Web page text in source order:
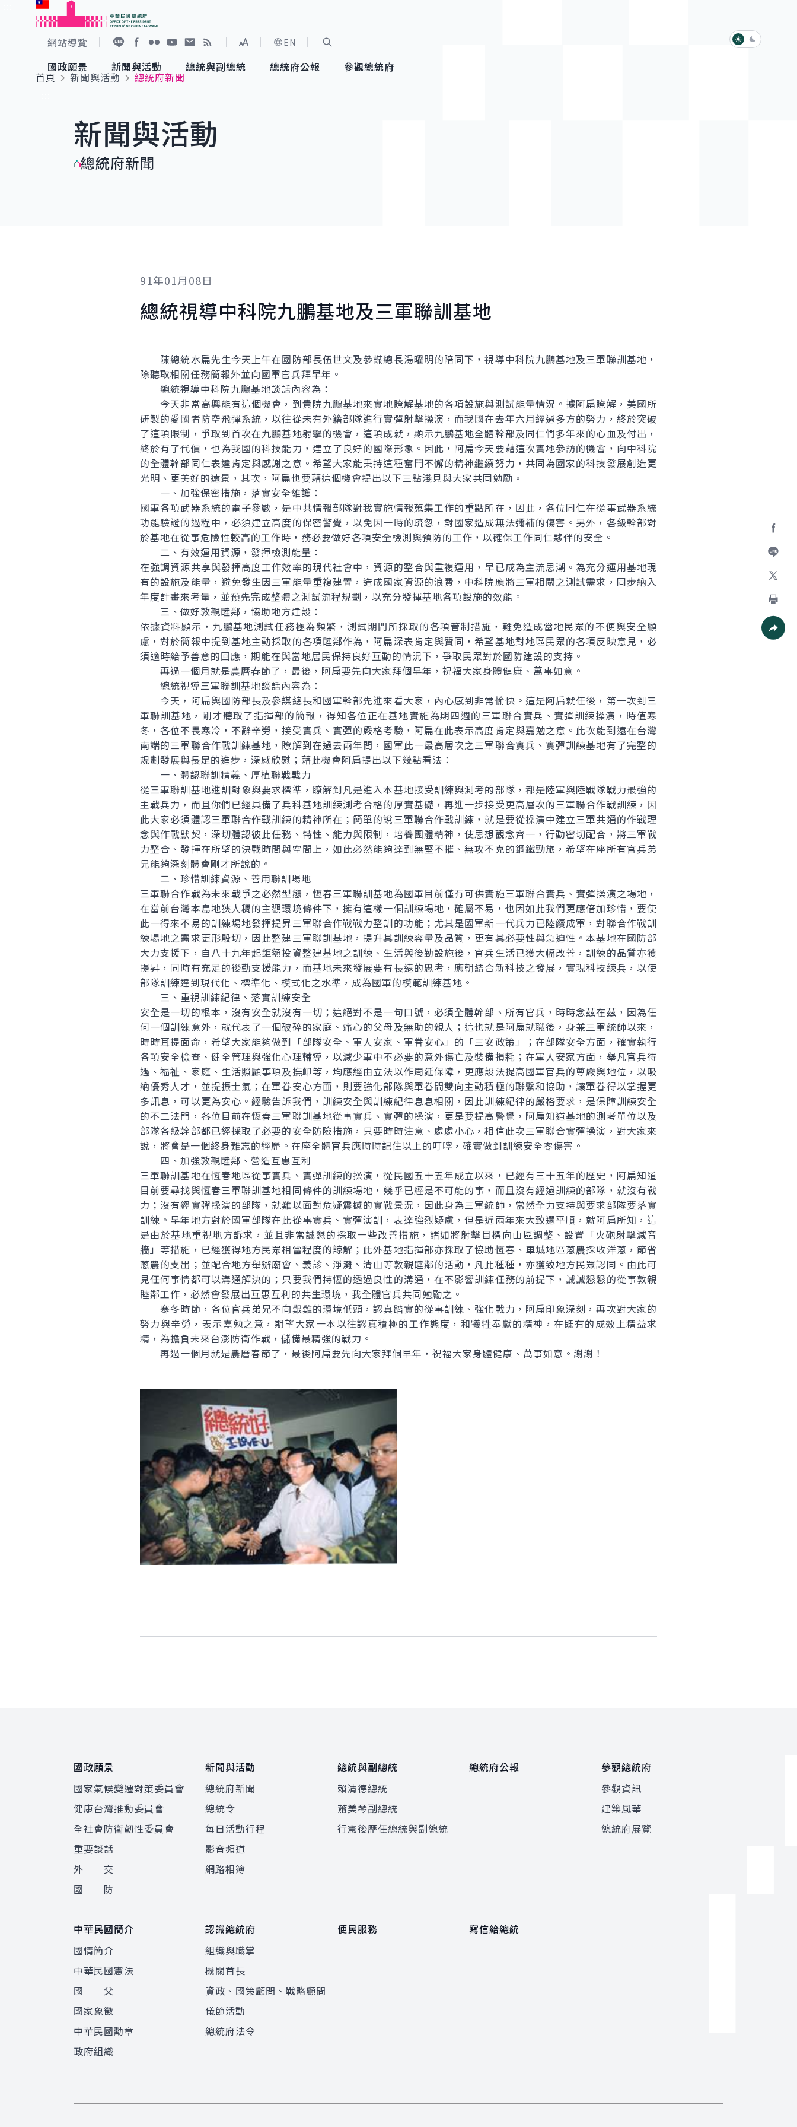
跳到主要內容
網站導覽
展開字級選單
EN
國政願景
國家氣候變遷對策委員會
重要談話
新聞與活動
總統府新聞
影音頻道
總統與副總統
賴清德總統
總統府公報 參觀總統府
參觀資訊
淺色模式
深色模式
首頁
新聞與活動
總統府新聞
新聞與活動
總統府新聞
加入好
列印
91年01月08日
總統視導中科院九鵬基地及三軍聯訓基地
陳總統水扁先生今天上午在國防部長伍世文及參謀總長湯曜明的陪同下，視導中科院九鵬基地及三軍聯訓基地，
除聽取相關任務簡報外並向國軍官兵拜早年。
總統視導中科院九鵬基地談話內容為：
今天非常高興能有這個機會，到貴院九鵬基地來實地瞭解基地的各項設施與測試能量情況。據阿扁瞭解，美國所
研製的愛國者防空飛彈系統，以往從未有外籍部隊進行實彈射擊操演，而我國在去年六月經過多方的努力，終於突破
了這項限制，爭取到首次在九鵬基地射擊的機會，這項成就，顯示九鵬基地全體幹部及同仁們多年來的心血及付出，
終於有了代價，也為我國的科技能力，建立了良好的國際形象。因此，阿扁今天要藉這次實地參訪的機會，向中科院
的全體幹部同仁表達肯定與感謝之意。希望大家能秉持這種奮鬥不懈的精神繼續努力，共同為國家的科技發展創造更
光明、更美好的遠景，其次，阿扁也要藉這個機會提出以下三點淺見與大家共同勉勵。
一、加強保密措施，落實安全維護：
國軍各項武器系統的電子參數，是中共情報部隊對我實施情報蒐集工作的重點所在，因此，各位同仁在從事武器系統
功能驗證的過程中，必須建立高度的保密警覺，以免因一時的疏忽，對國家造成無法彌補的傷害。另外，各級幹部對
於基地在從事危險性較高的工作時，務必要做好各項安全檢測與預防的工作，以確保工作同仁夥伴的安全。
二、有效運用資源，發揮檢測能量：
在強調資源共享與發揮高度工作效率的現代社會中，資源的整合與重複運用，早已成為主流思潮。為充分運用基地現
有的設施及能量，避免發生因三軍能量重複建置，造成國家資源的浪費，中科院應將三軍相關之測試需求，同步納入
年度計畫來考量，並預先完成整體之測試流程規劃，以充分發揮基地各項設施的效能。
三、做好敦親睦鄰，協助地方建設：
依據資料顯示，九鵬基地測試任務極為頻繁，測試期間所採取的各項管制措施，難免造成當地民眾的不便與安全顧
慮，對於簡報中提到基地主動採取的各項睦鄰作為，阿扁深表肯定與贊同，希望基地對地區民眾的各項反映意見，必
須適時給予善意的回應，期能在與當地居民保持良好互動的情況下，爭取民眾對於國防建設的支持。
再過一個月就是農曆春節了，最後，阿扁要先向大家拜個早年，祝福大家身體健康、萬事如意。
總統視導三軍聯訓基地談話內容為：
今天，阿扁與國防部長及參謀總長和國軍幹部先進來看大家，內心感到非常愉快。這是阿扁就任後，第一次到三
軍聯訓基地，剛才聽取了指揮部的簡報，得知各位正在基地實施為期四週的三軍聯合實兵、實彈訓練操演，時值寒
冬，各位不畏寒冷，不辭辛勞，接受實兵、實彈的嚴格考驗，阿扁在此表示高度肯定與嘉勉之意。此次能到遠在台灣
南端的三軍聯合作戰訓練基地，瞭解到在過去兩年間，國軍此一最高層次之三軍聯合實兵、實彈訓練基地有了完整的
規劃發展與長足的進步，深感欣慰；藉此機會阿扁提出以下幾點看法：
一、體認聯訓精義、厚植聯戰戰力
從三軍聯訓基地進訓對象與要求標準，瞭解到凡是進入本基地接受訓練與測考的部隊，都是陸軍與陸戰隊戰力最強的
主戰兵力，而且你們已經具備了兵科基地訓練測考合格的厚實基礎，再進一步接受更高層次的三軍聯合作戰訓練，因
此大家必須體認三軍聯合作戰訓練的精神所在；簡單的說三軍聯合作戰訓練，就是要從操演中建立三軍共通的作戰理
念與作戰默契，深切體認彼此任務、特性、能力與限制，培養團體精神，使思想觀念齊一，行動密切配合，將三軍戰
力整合、發揮在所望的決戰時間與空間上，如此必然能夠達到無堅不摧、無攻不克的鋼鐵勁旅，希望在座所有官兵弟
兄能夠深刻體會剛才所說的。
二、珍惜訓練資源、善用聯訓場地
三軍聯合作戰為未來戰爭之必然型態，恆春三軍聯訓基地為國軍目前僅有可供實施三軍聯合實兵、實彈操演之場地，
在當前台灣本島地狹人稠的主觀環境條件下，擁有這樣一個訓練場地，確屬不易，也因如此我們更應倍加珍惜，要使
此一得來不易的訓練場地發揮提昇三軍聯合作戰戰力整訓的功能；尤其是國軍新一代兵力已陸續成軍，對聯合作戰訓
練場地之需求更形殷切，因此整建三軍聯訓基地，提升其訓練容量及品質，更有其必要性與急迫性。本基地在國防部
大力支援下，自八十九年起鉅額投資整建基地之訓練、生活與後勤設施後，官兵生活已獲大幅改善，訓練的品質亦獲
提昇，同時有充足的後勤支援能力，而基地未來發展要有長遠的思考，應朝結合新科技之發展，實現科技練兵，以使
部隊訓練達到現代化、標準化、模式化之水準，成為國軍的模範訓練基地。
三、重視訓練紀律、落實訓練安全
安全是一切的根本，沒有安全就沒有一切；這絕對不是一句口號，必須全體幹部、所有官兵，時時念茲在茲，因為任
何一個訓練意外，就代表了一個破碎的家庭、痛心的父母及無助的親人；這也就是阿扁就職後，身兼三軍統帥以來，
時時耳提面命，希望大家能夠做到「部隊安全、軍人安家、軍眷安心」的「三安政策」；在部隊安全方面，確實執行
各項安全檢查、健全管理與強化心理輔導，以減少軍中不必要的意外傷亡及裝備損耗；在軍人安家方面，舉凡官兵待
遇、福祉、家庭、生活照顧事項及撫卹等，均應經由立法以作周延保障，更應設法提高國軍官兵的尊嚴與地位，以吸
納優秀人才，並提振士氣；在軍眷安心方面，則要強化部隊與軍眷間雙向主動積極的聯繫和協助，讓軍眷得以掌握更
多訊息，可以更為安心。經驗告訴我們，訓練安全與訓練紀律息息相關，因此訓練紀律的嚴格要求，是保障訓練安全
的不二法門，各位目前在恆春三軍聯訓基地從事實兵、實彈的操演，更是要提高警覺，阿扁知道基地的測考單位以及
部隊各級幹部都已經採取了必要的安全防險措施，只要時時注意、處處小心，相信此次三軍聯合實彈操演，對大家來
說，將會是一個終身難忘的經歷。在座全體官兵應時時記住以上的叮嚀，確實做到訓練安全零傷害。
四、加強敦親睦鄰、營造互惠互利
三軍聯訓基地在恆春地區從事實兵、實彈訓練的操演，從民國五十五年成立以來，已經有三十五年的歷史，阿扁知道
目前要尋找與恆春三軍聯訓基地相同條件的訓練場地，幾乎已經是不可能的事，而且沒有經過訓練的部隊，就沒有戰
力；沒有經實彈操演的部隊，就難以面對危疑震撼的實戰景況，因此身為三軍統帥，當然全力支持與要求部隊要落實
訓練。早年地方對於國軍部隊在此從事實兵、實彈演訓，表達強烈疑慮，但是近兩年來大致還平順，就阿扁所知，這
是由於基地重視地方訴求，並且非常誠懇的採取一些改善措施，諸如將射擊目標向山區調整、設置「火砲射擊減音
牆」等措施，已經獲得地方民眾相當程度的諒解；此外基地指揮部亦採取了協助恆春、車城地區蔥農採收洋蔥，節省
蔥農的支出；並配合地方舉辦廟會、義診、淨灘、清山等敦親睦鄰的活動，凡此種種，亦獲致地方民眾認同。由此可
見任何事情都可以溝通解決的；只要我們持恆的透過良性的溝通，在不影響訓練任務的前提下，誠誠懇懇的從事敦親
睦鄰工作，必然會發展出互惠互利的共生環境，我全體官兵共同勉勵之。
寒冬時節，各位官兵弟兄不向艱難的環境低頭，認真踏實的從事訓練、強化戰力，阿扁印象深刻，再次對大家的
努力與辛勞，表示嘉勉之意，期望大家一本以往認真積極的工作態度，和犧牲奉獻的精神，在既有的成效上精益求
精，為擔負未來台澎防衛作戰，儲備最精強的戰力。
再過一個月就是農曆春節了，最後阿扁要先向大家拜個早年，祝福大家身體健康、萬事如意。謝謝！
國政願景
國家氣候變遷對策委員會
健康台灣推動委員會
全社會防衛韌性委員會
重要談話
外 交
國 防
新聞與活動
總統府新聞
總統令
每日活動行程
影音頻道
網路相簿
總統與副總統
賴清德總統
蕭美琴副總統
行憲後歷任總統與副總統
總統府公報
參觀總統府
參觀資訊
建築風華
總統府展覽
中華民國簡介
國情簡介
中華民國憲法
國 父
國家象徵
中華民國勳章
政府組織
認識總統府
組織與職掌
機關首長
資政、國策顧問、戰略顧問
儀節活動
總統府法令
便民服務 寫信給總統